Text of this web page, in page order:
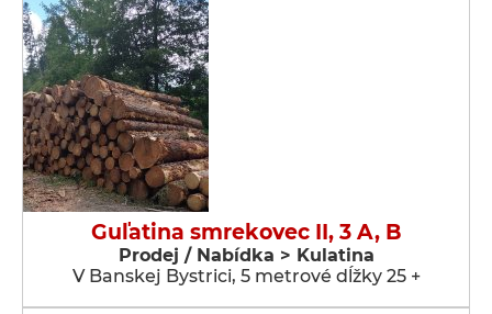
Guľatina smrekovec II, 3 A, B
Prodej / Nabídka > Kulatina
V Banskej Bystrici, 5 metrové dĺžky 25 +